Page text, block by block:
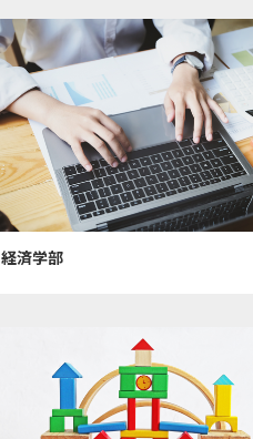
経済学部